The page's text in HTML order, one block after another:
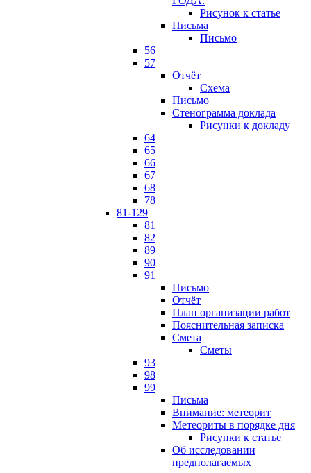
Рисунок к статье
Письма
Письмо
56
57
Отчёт
Схема
Письмо
Стенограмма доклада
Рисунки к докладу
64
65
66
67
68
78
81-129
81
82
89
90
91
Письмо
Отчёт
План организации работ
Пояснительная записка
Смета
Сметы
93
98
99
Письма
Внимание: метеорит
Метеориты в порядке дня
Рисунки к статье
Об исследовании
предполагаемых